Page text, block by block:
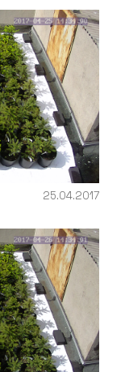
25.04.2017